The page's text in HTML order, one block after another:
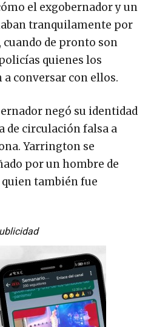
el exgobernador y un
tranquilamente por
cuando de pronto son
quienes los
conversar con ellos.
negó su identidad
de circulación falsa a
Yarrington se
por un hombre de
también fue